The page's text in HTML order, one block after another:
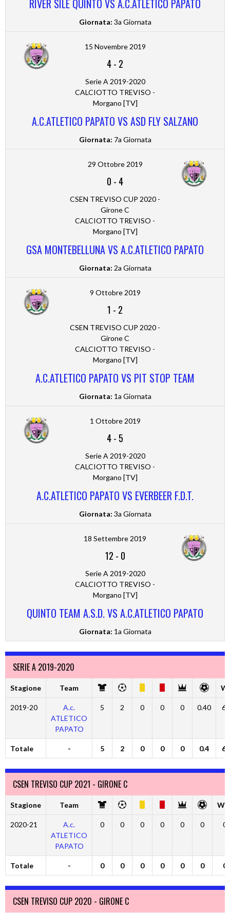
RIVER SILE QUINTO VS A.C.ATLETICO PAPATO
Giornata: 3a Giornata
15 Novembre 2019
4- 2
Serie A 2019-2020
CALCIOTTO TREVISO -
Morgano [TV]
A.C.ATLETICO PAPATO VS ASD FLY SALZANO
Giornata: 7a Giornata
29 Ottobre 2019
0 - 4
CSEN TREVISO CUP 2020 -
Girone C
CALCIOTTO TREVISO -
Morgano [TV]
GSA MONTEBELLUNA VS A.C.ATLETICO PAPATO
Giornata: 2a Giornata
9 Ottobre 2019
1 - 2
CSEN TREVISO CUP 2020 -
Girone C
CALCIOTTO TREVISO -
Morgano [TV]
A.C.ATLETICO PAPATO VS PIT STOP TEAM
Giornata: 1a Giornata
1 Ottobre 2019
4- 5
Serie A 2019-2020
CALCIOTTO TREVISO -
Morgano [TV]
A.C.ATLETICO PAPATO VS EVERBEER F.D.T.
Giornata: 3a Giornata
18 Settembre 2019
12 - 0
Serie A 2019-2020
CALCIOTTO TREVISO -
Morgano [TV]
QUINTO TEAM A.S.D. VS A.C.ATLETICO PAPATO
Giornata: 1a Giornata
SERIE A 2019-2020
Stagione Team W
2019-20
A.c.
ATLETICO
PAPATO
5 2 0 0 0 0.40
Totale - 5 2 0 0 0 0.4
CSEN TREVISO CUP 2021 - GIRONE C
Stagione Team W
2020-21
A.c.
ATLETICO
PAPATO
0 0 0 0 0 0 0
Totale - 0 0 0 0 0 0 0
CSEN TREVISO CUP 2020 - GIRONE C